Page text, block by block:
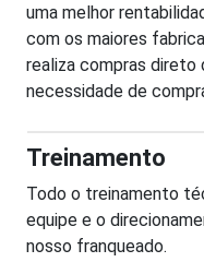
uma melhor
com os maiores
realiza compras direto
necessidade de
Treinamento
Todo o treinamento
equipe e o
nosso franqueado.